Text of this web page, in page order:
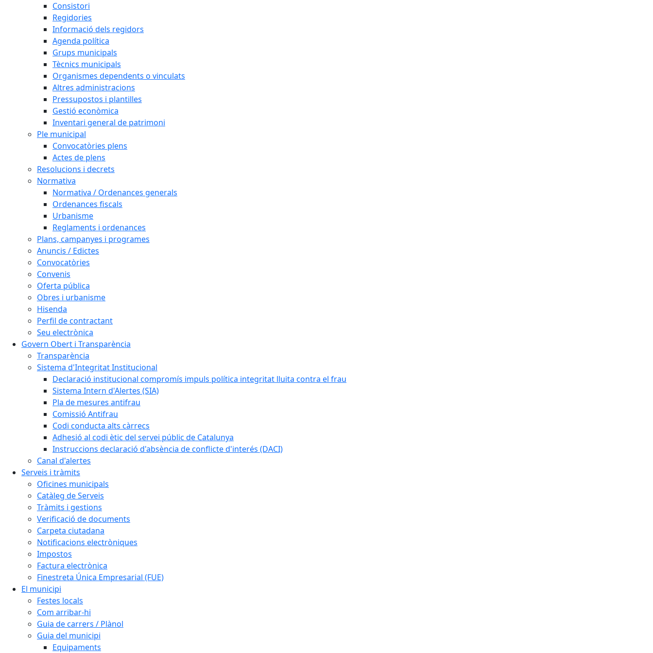
Consistori
Regidories
Informació dels regidors
Agenda política
Grups municipals
Tècnics municipals
Organismes dependents o vinculats
Altres administracions
Pressupostos i plantilles
Gestió econòmica
Inventari general de patrimoni
Ple municipal
Convocatòries plens
Actes de plens
Resolucions i decrets
Normativa
Normativa / Ordenances generals
Ordenances fiscals
Urbanisme
Reglaments i ordenances
Plans, campanyes i programes
Anuncis / Edictes
Convocatòries
Convenis
Oferta pública
Obres i urbanisme
Hisenda
Perfil de contractant
Seu electrònica
Govern Obert i Transparència
Transparència
Sistema d'Integritat Institucional
Declaració institucional compromís impuls política integritat lluita contra el frau
Sistema Intern d'Alertes (SIA)
Pla de mesures antifrau
Comissió Antifrau
Codi conducta alts càrrecs
Adhesió al codi ètic del servei públic de Catalunya
Instruccions declaració d'absència de conflicte d'interés (DACI)
Canal d'alertes
Serveis i tràmits
Oficines municipals
Catàleg de Serveis
Tràmits i gestions
Verificació de documents
Carpeta ciutadana
Notificacions electròniques
Impostos
Factura electrònica
Finestreta Única Empresarial (FUE)
El municipi
Festes locals
Com arribar-hi
Guia de carrers / Plànol
Guia del municipi
Equipaments